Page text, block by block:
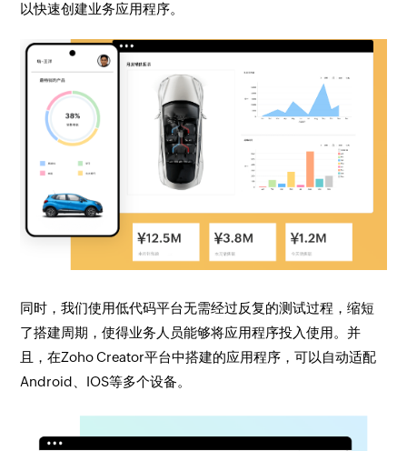
以快速创建业务应用程序。
同时，我们使用低代码平台无需经过反复的测试过程，缩短
了搭建周期，使得业务人员能够将应用程序投入使用。并
且，在Zoho Creator平台中搭建的应用程序，可以自动适配
Android、IOS等多个设备。